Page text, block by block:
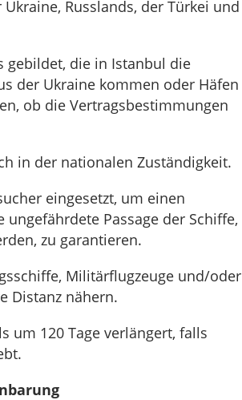
Russlands, der Türkei und
gebildet, die in Istanbul die
der Ukraine kommen oder Häfen
ob die Vertragsbestimmungen
in der nationalen Zuständigkeit.
eingesetzt, um einen
Passage der Schiffe,
zu garantieren.
Militärflugzeuge und/oder
Distanz nähern.
um 120 Tage verlängert, falls